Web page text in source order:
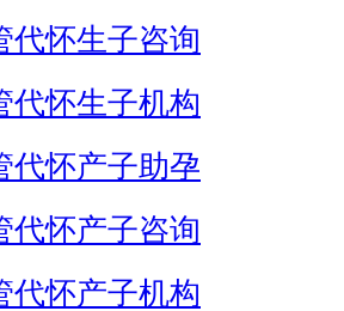
代怀生子咨询
代怀生子机构
代怀产子助孕
代怀产子咨询
代怀产子机构